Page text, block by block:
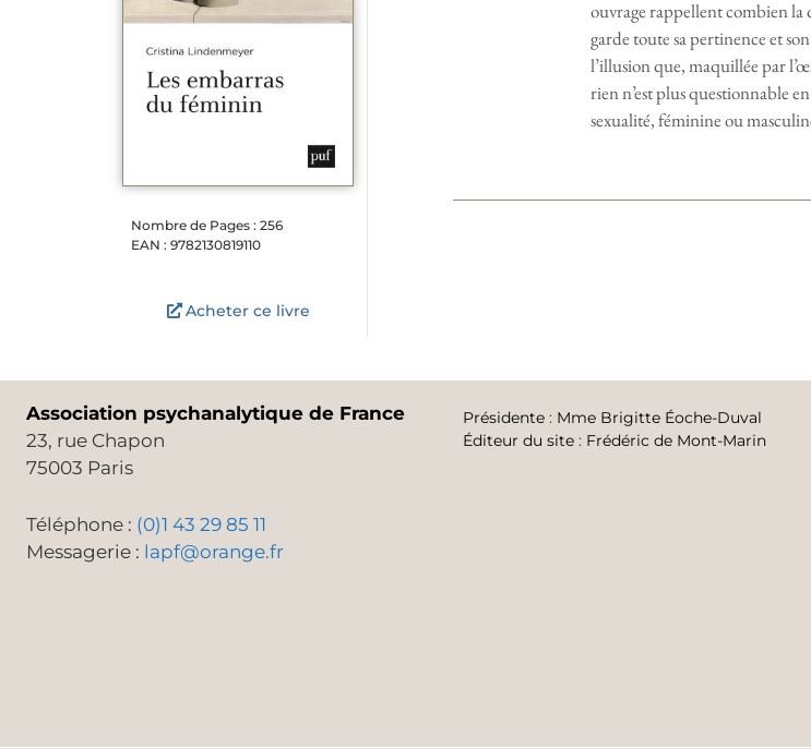
Nombre de Pages : 256
EAN : 9782130819110
Acheter ce livre
ouvrage rappellent combien la
garde toute sa pertinence et
l’illusion que, maquillée par
rien n’est plus questionnable
sexualité, féminine ou
Association psychanalytique de France
23, rue Chapon
75003 Paris
Téléphone : (0)1 43 29 85 11
Messagerie : lapf@orange.fr
Présidente: Mme Brigitte Éoche-Duval
Éditeur du site: Frédéric de Mont-Marin